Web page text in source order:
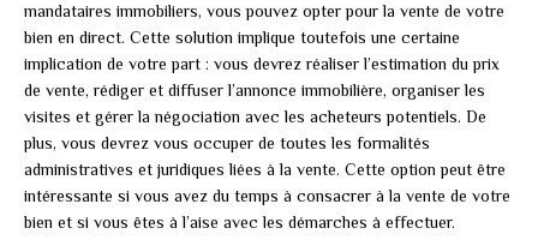
mandataires immobiliers, vous pouvez opter pour la vente de votre
bien en direct. Cette solution implique toutefois une certaine
implication de votre part : vous devrez réaliser l’estimation du prix
de vente, rédiger et diffuser l’annonce immobilière, organiser les
visites et gérer la négociation avec les acheteurs potentiels. De
plus, vous devrez vous occuper de toutes les formalités
administratives et juridiques liées à la vente. Cette option peut être
intéressante si vous avez du temps à consacrer à la vente de votre
bien et si vous êtes à l’aise avec les démarches à effectuer.